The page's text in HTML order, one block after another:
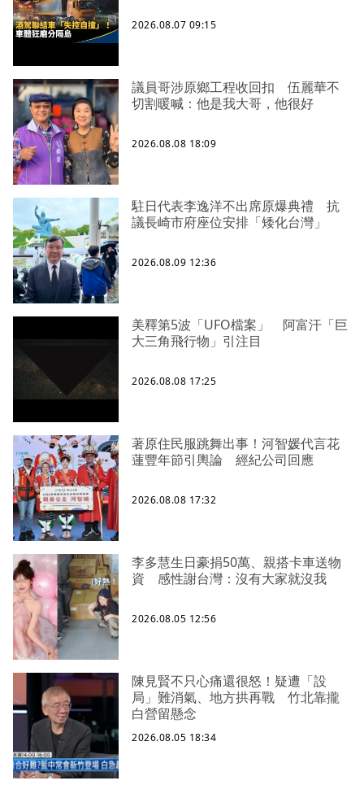
2026.08.07 09:15
議員哥涉原鄉工程收回扣 伍麗華不
切割暖喊：他是我大哥，他很好
2026.08.08 18:09
駐日代表李逸洋不出席原爆典禮 抗
議長崎市府座位安排「矮化台灣」
2026.08.09 12:36
美釋第5波「UFO檔案」 阿富汗「巨
大三角飛行物」引注目
2026.08.08 17:25
著原住民服跳舞出事！河智媛代言花
蓮豐年節引輿論 經紀公司回應
2026.08.08 17:32
李多慧生日豪捐50萬、親搭卡車送物
資 感性謝台灣：沒有大家就沒我
2026.08.05 12:56
陳見賢不只心痛還很怒！疑遭「設
局」難消氣、地方拱再戰 竹北靠攏
白營留懸念
2026.08.05 18:34